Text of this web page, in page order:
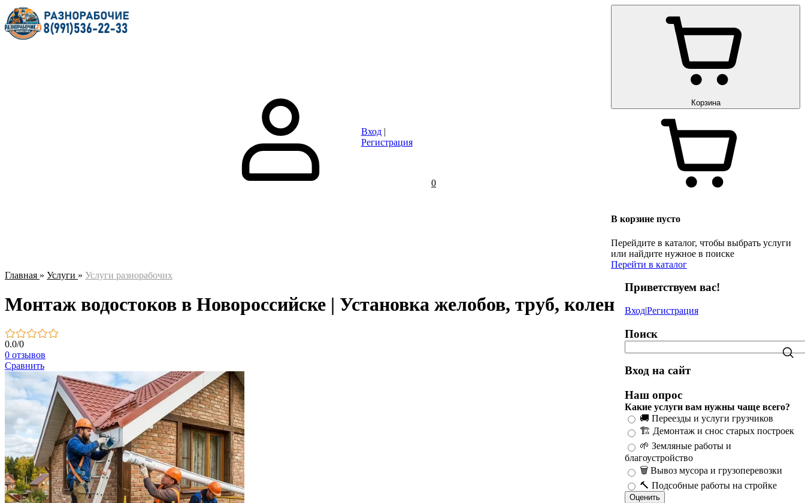
Вход|
Регистрация
0
Корзина
В корзине пусто
Перейдите в каталог, чтобы выбрать услуги
или найдите нужное в поиске
Перейти в каталог
Главная » Услуги » Услуги разнорабочих
Монтаж водостоков в Новороссийске | Установка желобов, труб, колен
0.0/0
0 отзывов
Сравнить
Приветствуем вас!
Вход|Регистрация
Поиск
Вход на сайт
Наш опрос
Какие услуги вам нужны чаще всего?
🚚 Переезды и услуги грузчиков
🏗️ Демонтаж и снос старых построек
🌱 Земляные работы и
благоустройство
🗑️ Вывоз мусора и грузоперевозки
🔨 Подсобные работы на стройке